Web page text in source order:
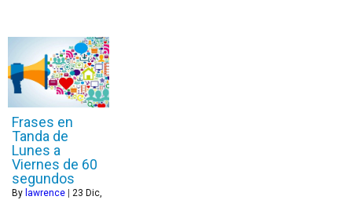
Frases en
Tanda de
Lunes a
Viernes de 60
segundos
By lawrence 23 Dic,